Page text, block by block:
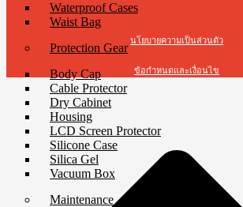
Waterproof Cases
Waist Bag
Protection Gear
Body Cap
Cable Protector
Dry Cabinet
Housing
LCD Screen Protector
Silicone Case
Silica Gel
Vacuum Box
Maintenance
นโยบายความเป็นส่วนตัว
ข้อกำหนดและเงื่อนไข